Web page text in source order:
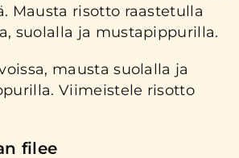
Mausta risotto raastetulla
suolalla ja mustapippurilla.
mausta suolalla ja
Viimeistele risotto
filee